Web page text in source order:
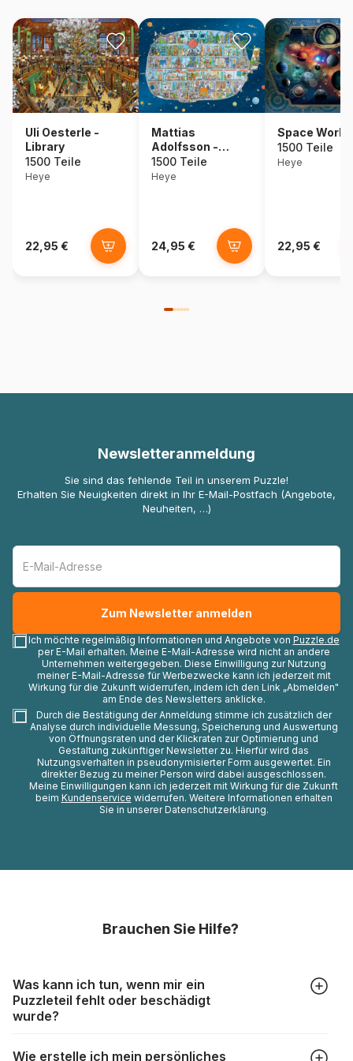
Uli Oesterle -
Library
1500 Teile
Heye
22,95 €
Mattias
Adolfsson -
Spaceship
1500 Teile
Heye
24,95 €
Space World
1500 Teile
Heye
22,95 €
Newsletteranmeldung
Sie sind das fehlende Teil in unserem Puzzle!
Erhalten Sie Neuigkeiten direkt in Ihr E-Mail-Postfach (Angebote,
Neuheiten, …)
Ich möchte regelmäßig Informationen und Angebote von Puzzle.de
per E-Mail erhalten. Meine E-Mail-Adresse wird nicht an andere
Unternehmen weitergegeben. Diese Einwilligung zur Nutzung
meiner E-Mail-Adresse für Werbezwecke kann ich jederzeit mit
Wirkung für die Zukunft widerrufen, indem ich den Link „Abmelden"
am Ende des Newsletters anklicke.
Durch die Bestätigung der Anmeldung stimme ich zusätzlich der
Analyse durch individuelle Messung, Speicherung und Auswertung
von Öffnungsraten und der Klickraten zur Optimierung und
Gestaltung zukünftiger Newsletter zu. Hierfür wird das
Nutzungsverhalten in pseudonymisierter Form ausgewertet. Ein
direkter Bezug zu meiner Person wird dabei ausgeschlossen.
Meine Einwilligungen kann ich jederzeit mit Wirkung für die Zukunft
beim Kundenservice widerrufen. Weitere Informationen erhalten
Sie in unserer Datenschutzerklärung.
Brauchen Sie Hilfe?
Was kann ich tun, wenn mir ein
Puzzleteil fehlt oder beschädigt
wurde?
Wie erstelle ich mein persönliches